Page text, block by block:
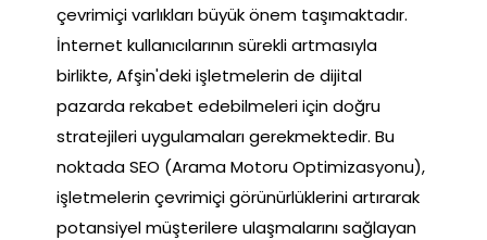
çevrimiçi varlıkları büyük önem taşımaktadır.
İnternet kullanıcılarının sürekli artmasıyla
birlikte, Afşin'deki işletmelerin de dijital
pazarda rekabet edebilmeleri için doğru
stratejileri uygulamaları gerekmektedir. Bu
noktada SEO (Arama Motoru Optimizasyonu),
işletmelerin çevrimiçi görünürlüklerini artırarak
potansiyel müşterilere ulaşmalarını sağlayan